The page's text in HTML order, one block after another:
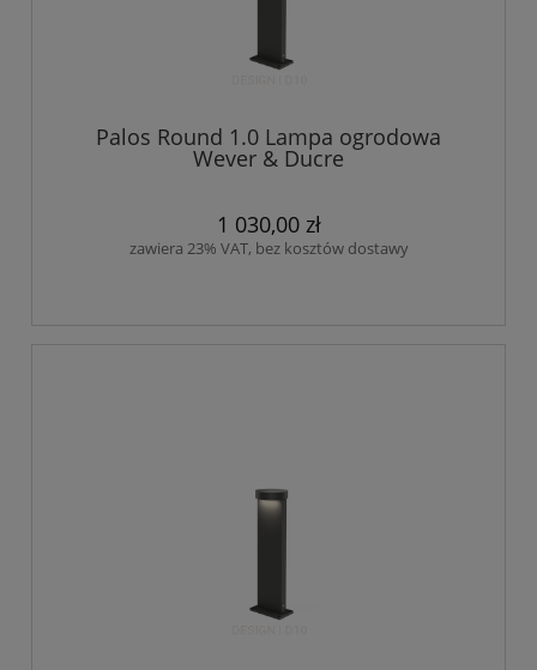
Palos Round 1.0 Lampa ogrodowa
Wever & Ducre
1 030,00 zł
zawiera 23% VAT, bez kosztów dostawy